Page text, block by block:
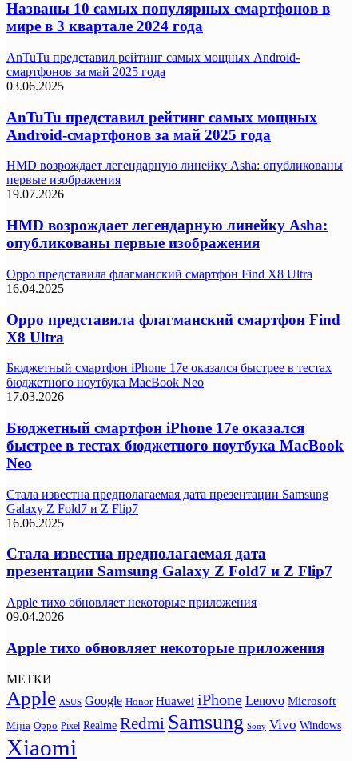
Названы 10 самых популярных смартфонов в
мире в 3 квартале 2024 года
AnTuTu представил рейтинг самых мощных Android-
смартфонов за май 2025 года
03.06.2025
AnTuTu представил рейтинг самых мощных
Android-смартфонов за май 2025 года
HMD возрождает легендарную линейку Asha: опубликованы
первые изображения
19.07.2026
HMD возрождает легендарную линейку Asha:
опубликованы первые изображения
Oppo представила флагманский смартфон Find X8 Ultra
16.04.2025
Oppo представила флагманский смартфон Find
X8 Ultra
Бюджетный смартфон iPhone 17e оказался быстрее в тестах
бюджетного ноутбука MacBook Neo
17.03.2026
Бюджетный смартфон iPhone 17e оказался
быстрее в тестах бюджетного ноутбука MacBook
Neo
Стала известна предполагаемая дата презентации Samsung
Galaxy Z Fold7 и Z Flip7
16.06.2025
Стала известна предполагаемая дата
презентации Samsung Galaxy Z Fold7 и Z Flip7
Apple тихо обновляет некоторые приложения
09.04.2026
Apple тихо обновляет некоторые приложения
МЕТКИ
Apple ASUS Google Honor Huawei iPhone Lenovo Microsoft
Mijia Oppo Pixel Realme Redmi Samsung Sony Vivo Windows
Xiaomi